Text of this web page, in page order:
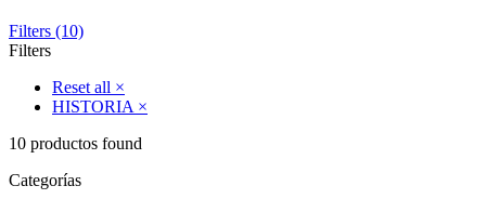
Filters (10)
Filters
Reset all ×
HISTORIA ×
10 productos found
Categorías